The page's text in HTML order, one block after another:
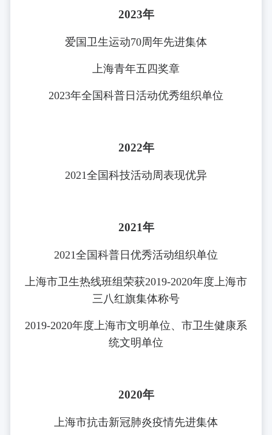
2023年
爱国卫生运动70周年先进集体
上海青年五四奖章
2023年全国科普日活动优秀组织单位
2022年
2021全国科技活动周表现优异
2021年
2021全国科普日优秀活动组织单位
上海市卫生热线班组荣获2019-2020年度上海市
三八红旗集体称号
2019-2020年度上海市文明单位、市卫生健康系
统文明单位
2020年
上海市抗击新冠肺炎疫情先进集体